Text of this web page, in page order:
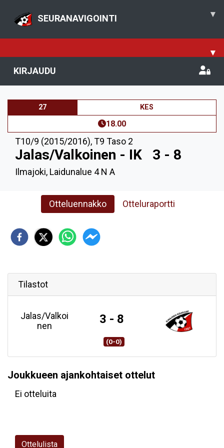
SEURANAVIGOINTI ▾
▾
KIRJAUDU
27 KES
18.00
T10/9 (2015/2016),T9 Taso 2
Jalas/Valkoinen - IK 3 - 8
Ilmajoki, Laidunalue 4 N A
Otteluennakko Otteluraportti
Tilastot
Jalas/Valkoi
nen
3 - 8
(0-0)
Joukkueen ajankohtaiset ottelut
Ei otteluita
Ottelulista